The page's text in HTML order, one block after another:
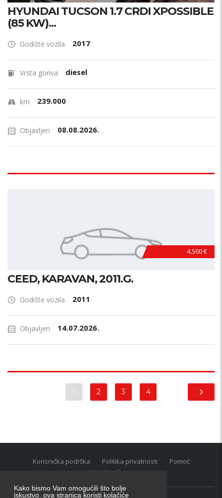
Kako bismo Vam omogućili što bolje
iskustvo, ova stranica koristi kolačiće
HYUNDAI TUCSON 1.7 CRDI XPOSSIBLE
(85 KW)...
Godište vozila 2017
Vrsta goriva diesel
km 239.000
Objavljen 08.08.2026.
4.500 €
CEED, KARAVAN, 2011.G.
Godište vozila 2011
Objavljen 14.07.2026.
1 2 3 4
Korisnička podrška Politika privatnosti
Pomoć
Uvjeti korištenja